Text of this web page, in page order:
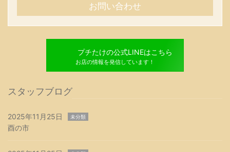
お問い合わせ
プチたけの公式LINEはこちら
お店の情報を発信しています！
スタッフブログ
2025年11月25日 未分類
酉の市